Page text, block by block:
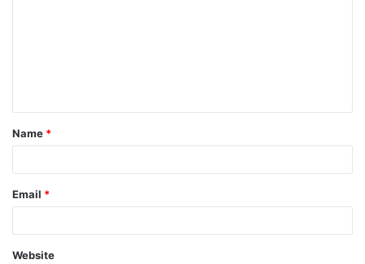
Name *
Email *
Website